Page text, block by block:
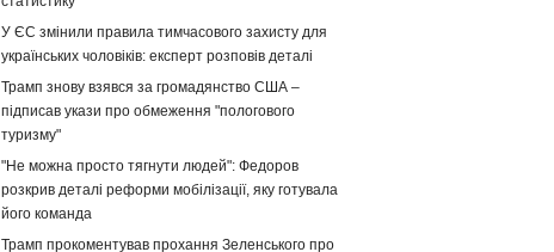
У ЄС змінили правила тимчасового захисту для
українських чоловіків: експерт розповів деталі
Трамп знову взявся за громадянство США –
підписав укази про обмеження "пологового
туризму"
"Не можна просто тягнути людей": Федоров
розкрив деталі реформи мобілізації, яку готувала
його команда
Трамп прокоментував прохання Зеленського про